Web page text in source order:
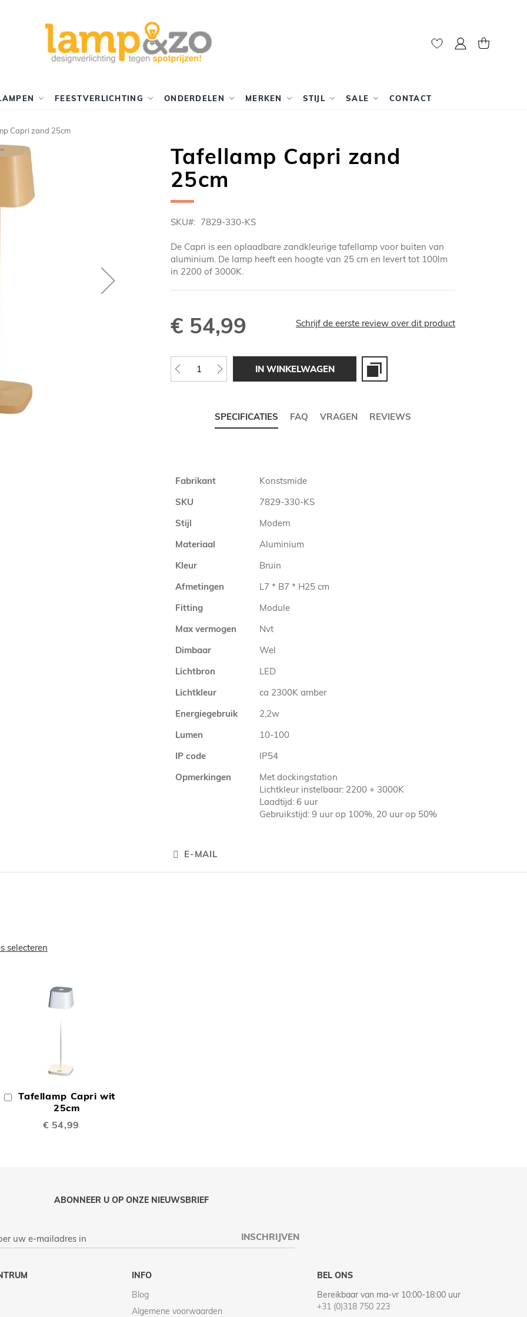
Mijn account
FEESTVERLICHTING ONDERDELEN MERKEN STIJL SALE CONTACT
Capri zand 25cm
Tafellamp Capri zand
25cm
SKU 7829-330-KS
De Capri is een oplaadbare zandkleurige tafellamp voor buiten van
aluminium. De lamp heeft een hoogte van 25 cm en levert tot 100lm
in 2200 of 3000K.
€ 54,99 Schrijf de eerste review over dit product
IN WINKELWAGEN
SPECIFICATIES FAQ VRAGEN REVIEWS
Meer
Fabrikant
Konstsmide
SKU
7829-330-KS
Stijl
Modern
Materiaal
Aluminium
Kleur
Bruin
Afmetingen
L7 * B7 * H25 cm
Fitting
Module
Max vermogen
Nvt
Dimbaar
Wel
Lichtbron
LED
Lichtkleur
ca 2300K amber
Energiegebruik
2,2w
Lumen
10-100
IP code
IP54
Opmerkingen
Met dockingstation
Lichtkleur instelbaar: 2200 + 3000K
Laadtijd: 6 uur
Gebruikstijd: 9 uur op 100%, 20 uur op 50%
E-MAIL
selecteren
Tafellamp Capri wit
25cm
€ 54,99
In
Winkelwagen
ABONNEER U OP ONZE NIEUWSBRIEF
INSCHRIJVEN
INFO
Blog
Algemene voorwaarden
BEL ONS
Bereikbaar van ma-vr 10:00-18:00 uur
+31 (0)318 750 223